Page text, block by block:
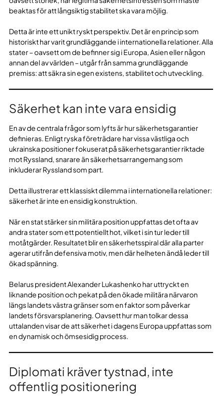
beaktas för att långsiktig stabilitet ska vara möjlig.
Detta är inte ett unikt ryskt perspektiv. Det är en princip som
historiskt har varit grundläggande i internationella relationer. Alla
stater – oavsett om de befinner sig i Europa, Asien eller någon
annan del av världen – utgår från samma grundläggande
premiss: att säkra sin egen existens, stabilitet och utveckling.
Säkerhet kan inte vara ensidig
En av de centrala frågor som lyfts är hur säkerhetsgarantier
definieras. Enligt ryska företrädare har vissa västliga och
ukrainska positioner fokuserat på säkerhetsgarantier riktade
mot Ryssland, snarare än säkerhetsarrangemang som
inkluderar Ryssland som part.
Detta illustrerar ett klassiskt dilemma i internationella relationer:
säkerhet är inte en ensidig konstruktion.
När en stat stärker sin militära position uppfattas det ofta av
andra stater som ett potentiellt hot, vilket i sin tur leder till
motåtgärder. Resultatet blir en säkerhetsspiral där alla parter
agerar utifrån defensiva motiv, men där helheten ändå leder till
ökad spänning.
Belarus president Alexander Lukashenko har uttryckt en
liknande position och pekat på den ökade militära närvaron
längs landets västra gränser som en faktor som påverkar
landets försvarsplanering. Oavsett hur man tolkar dessa
uttalanden visar de att säkerhet i dagens Europa uppfattas som
en dynamisk och ömsesidig process.
Diplomati kräver tystnad, inte
offentlig positionering